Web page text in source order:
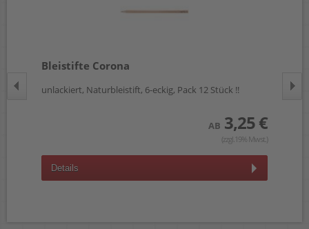
Bleistifte Corona
unlackiert, Naturbleistift, 6-eckig, Pack 12 Stück !!
AB 3,25 €
(zzgl.19% Mwst.)
Details